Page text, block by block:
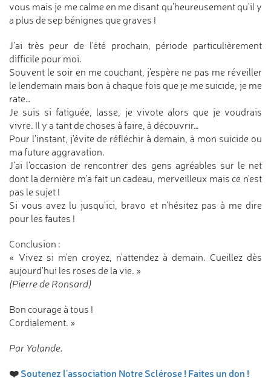
vous mais je me calme en me disant qu'heureusement qu'il y
a plus de sep bénignes que graves !
J'ai très peur de l'été prochain, période particulièrement
difficile pour moi.
Souvent le soir en me couchant, j'espère ne pas me réveiller
le lendemain mais bon à chaque fois que je me suicide, je me
rate…
Je suis si fatiguée, lasse, je vivote alors que je voudrais
vivre. Il y a tant de choses à faire, à découvrir…
Pour l'instant, j'évite de réfléchir à demain, à mon suicide ou
ma future aggravation.
J'ai l'occasion de rencontrer des gens agréables sur le net
dont la dernière m'a fait un cadeau, merveilleux mais ce n'est
pas le sujet !
Si vous avez lu jusqu'ici, bravo et n'hésitez pas à me dire
pour les fautes !
Conclusion :
« Vivez si m'en croyez, n'attendez à demain. Cueillez dès
aujourd'hui les roses de la vie. »
(Pierre de Ronsard)
Bon courage à tous !
Cordialement. »
Par Yolande.
❤️Soutenez l'association Notre Sclérose ! Faites un don !